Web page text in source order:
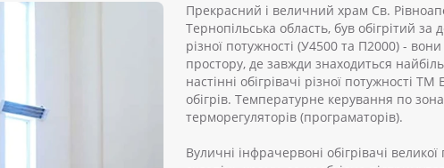
Прекрасний і величний храм Св.
Тернопільська область, був обігрітий
різної потужності (У4500 та П2000) -
простору, де завжди знаходиться
настінні обігрівачі різної потужності
обігрів. Температурне керування по
терморегуляторів (програматорів).
Вуличні інфрачервоні обігрівачі